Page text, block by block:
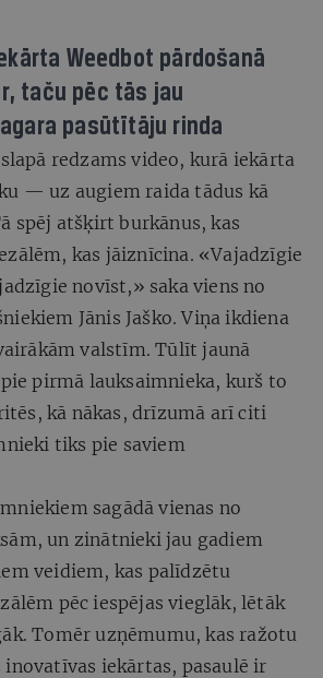
Weedbot pārdošanā
taču pēc tās jau
pasūtītāju rinda
redzams video, kurā iekārta
— uz augiem raida tādus kā
spēj atšķirt burkānus, kas
kas jāiznīcina. «Vajadzīgie
novīst,» saka viens no
Jānis Jaško. Viņa ikdiena
valstīm. Tūlīt jaunā
pirmā lauksaimnieka, kurš to
kā nākas, drīzumā arī citi
tiks pie saviem
sagādā vienas no
un zinātnieki jau gadiem
veidiem, kas palīdzētu
pēc iespējas vieglāk, lētāk
Tomēr uzņēmumu, kas ražotu
iekārtas, pasaulē ir